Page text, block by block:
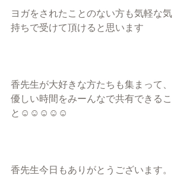
ヨガをされたことのない方も気軽な気
持ちで受けて頂けると思います
香先生が大好きな方たちも集まって、
優しい時間をみーんなで共有できるこ
と☺︎☺︎☺︎☺︎☺︎
香先生今日もありがとうございます。